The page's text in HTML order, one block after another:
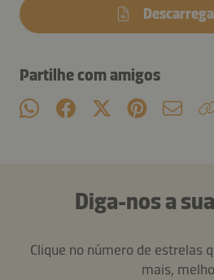
Partilhe com amigos
Diga-nos a
Clique no número de estrelas
mais,